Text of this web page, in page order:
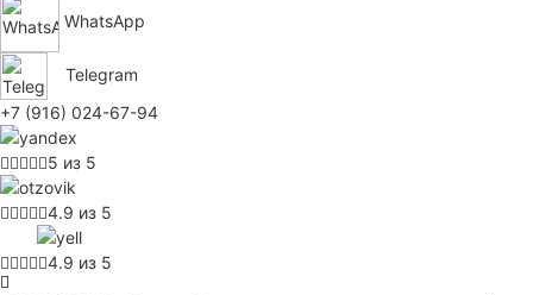
WhatsApp
Telegram
+7 (916) 024-67-94
5 из 5
4.9 из 5
4.9 из 5